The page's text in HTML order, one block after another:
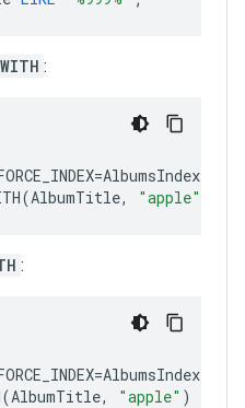
:
=AlbumsIndex
(AlbumTitle, "apple"
:
=AlbumsIndex
(AlbumTitle, "apple" )